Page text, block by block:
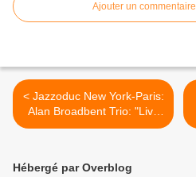
Ajouter un commentaire
< Jazzoduc New York-Paris:
Alan Broadbent Trio: "Live
at Giannelli Square: Volume
Hébergé par Overblog